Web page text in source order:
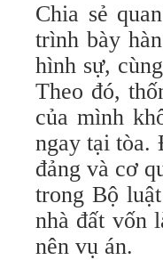
Chia sẻ
trình bày
hình sự,
Theo đó,
của mình
ngay tại tòa.
đảng và cơ
trong Bộ
nhà đất vốn
nên vụ án.